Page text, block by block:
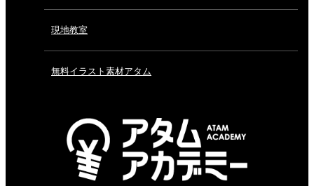
現地教室
無料イラスト素材アタム